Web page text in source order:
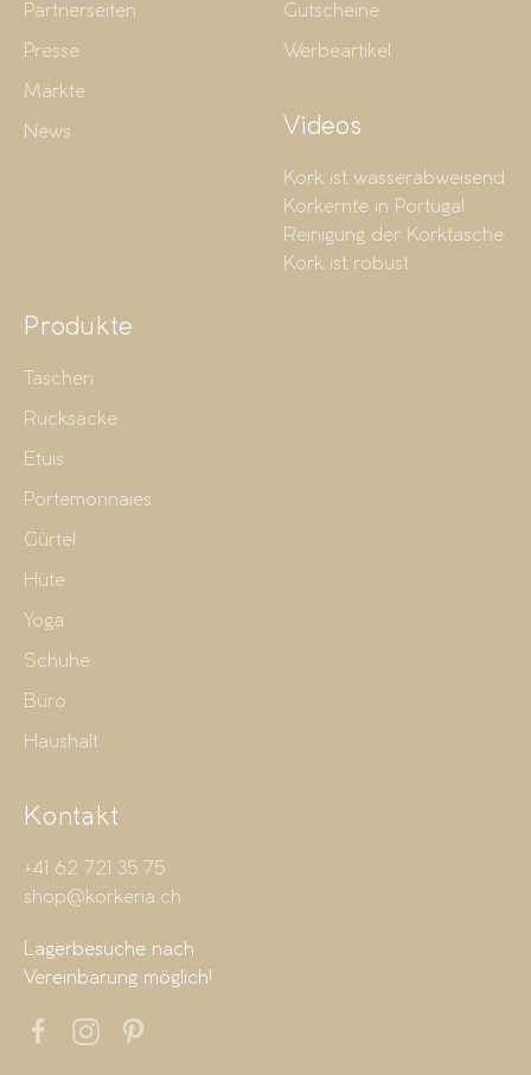
Partnerseiten
Presse
Märkte
News
Gutscheine
Werbeartikel
Videos
Kork ist wasserabweisend
Korkernte in Portugal
Reinigung der Korktasche
Kork ist robust
Produkte
Taschen
Rucksäcke
Etuis
Portemonnaies
Gürtel
Hüte
Yoga
Schuhe
Büro
Haushalt
Kontakt
+41 62 721 35 75
shop@korkeria.ch
Lagerbesuche nach
Vereinbarung möglich!